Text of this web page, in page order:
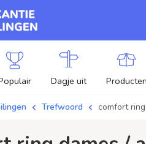
Dagje uit Producten
Trefwoord comfort